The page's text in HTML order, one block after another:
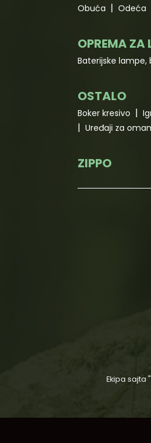
Obuća Odeća
OPREMA ZA
Baterijske
OSTALO
Boker kresivo
Uređaji za
ZIPPO
Ekipa sajta